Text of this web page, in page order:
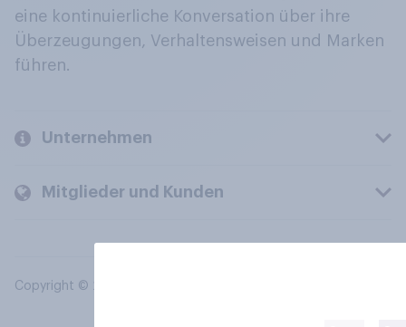
eine kontinuierliche Konversation über ihre
Überzeugungen, Verhaltensweisen und Marken
führen.
Unternehmen
Mitglieder und Kunden
Copyright © 2026 YouGov PLC. Alle Rechte vorbehalten.